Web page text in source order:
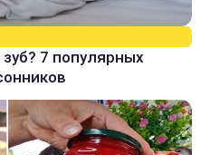
7 популярных